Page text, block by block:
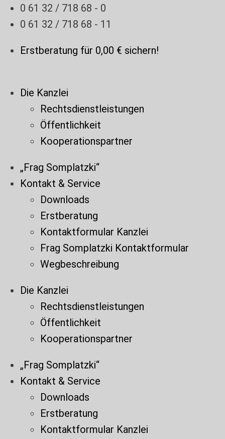
Zum
Inhalt
0 61 32 / 718 68 - 0
0 61 32 / 718 68 - 11
Erstberatung für 0,00 € sichern!
Die Kanzlei
Rechtsdienstleistungen
Öffentlichkeit
Kooperationspartner
„Frag Somplatzki“
Kontakt & Service
Downloads
Erstberatung
Kontaktformular Kanzlei
Frag Somplatzki Kontaktformular
Wegbeschreibung
Die Kanzlei
Rechtsdienstleistungen
Öffentlichkeit
Kooperationspartner
„Frag Somplatzki“
Kontakt & Service
Downloads
Erstberatung
Kontaktformular Kanzlei